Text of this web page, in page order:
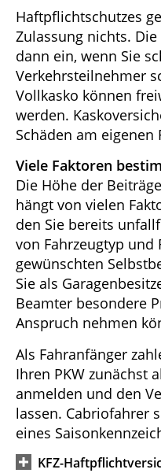
Haftpflichtschutzes
Zulassung nichts.
dann ein, wenn Sie
Verkehrsteilnehmer
Vollkasko können
werden.
Schäden am eigenen
Viele Faktoren
Die Höhe der
hängt von vielen
den Sie bereits
von Fahrzeugtyp und
gewünschten
Sie als
Beamter besondere
Anspruch nehmen
Als Fahranfänger
Ihren PKW zunächst
anmelden und den
lassen. Cabriofahrer
eines
KFZ-